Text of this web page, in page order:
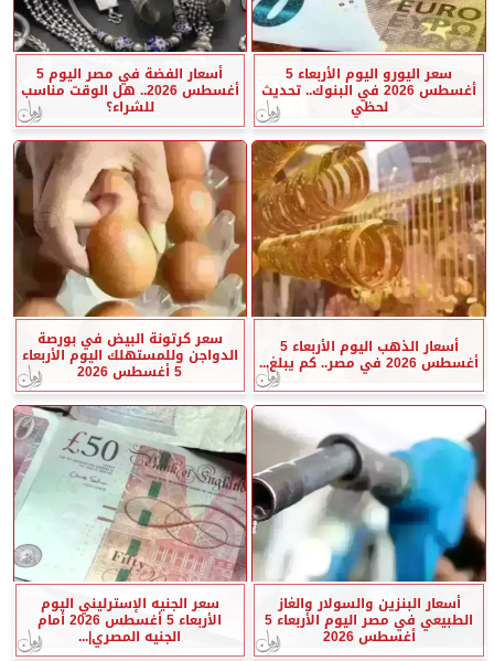
سعر اليورو اليوم الأربعاء 5
أغسطس 2026 في البنوك.. تحديث
لحظي
أسعار الفضة في مصر اليوم 5
أغسطس 2026.. هل الوقت مناسب
للشراء؟
أسعار الذهب اليوم الأربعاء 5
أغسطس 2026 في مصر.. كم يبلغ...
سعر كرتونة البيض في بورصة
الدواجن وللمستهلك اليوم الأربعاء
5 أغسطس 2026
أسعار البنزين والسولار والغاز
الطبيعي في مصر اليوم الأربعاء 5
أغسطس 2026
سعر الجنيه الإسترليني اليوم
الأربعاء 5 أغسطس 2026 أمام
الجنيه المصري|...